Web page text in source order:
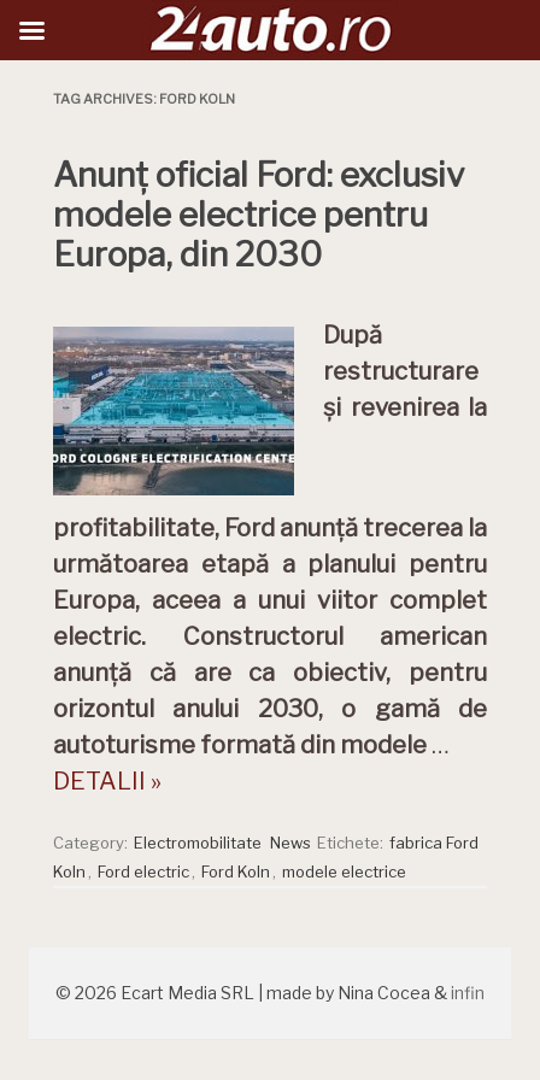
TAG ARCHIVES: FORD KOLN
Anunț oficial Ford: exclusiv
modele electrice pentru
Europa, din 2030
După
restructurare
și revenirea la
profitabilitate, Ford anunță trecerea la
următoarea etapă a planului pentru
Europa, aceea a unui viitor complet
electric. Constructorul american
anunță că are ca obiectiv, pentru
orizontul anului 2030, o gamă de
autoturisme formată din modele …
DETALII »
Category: Electromobilitate News Etichete: fabrica Ford
Koln
Ford electric Ford Koln modele electrice
© 2026 Ecart Media SRL | made by Nina Cocea &infin